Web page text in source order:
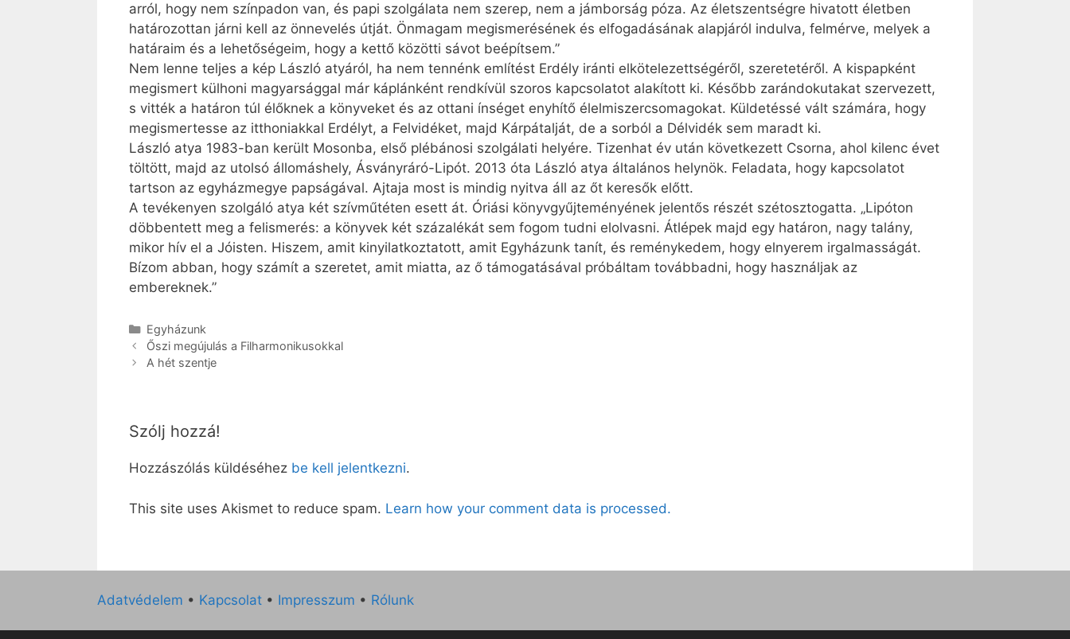
arról, hogy nem színpadon van, és papi szolgálata nem szerep, nem a jámborság póza. Az életszentségre hivatott életben
határozottan járni kell az önnevelés útját. Önmagam megismerésének és elfogadásának alapjáról indulva, felmérve, melyek a
határaim és a lehetőségeim, hogy a kettő közötti sávot beépítsem.”
Nem lenne teljes a kép László atyáról, ha nem tennénk említést Erdély iránti elkötelezettségéről, szeretetéről. A kispapként
megismert külhoni magyarsággal már káplánként rendkívül szoros kapcsolatot alakított ki. Később zarándokutakat szervezett,
s vitték a határon túl élőknek a könyveket és az ottani ínséget enyhítő élelmiszercsomagokat. Küldetéssé vált számára, hogy
megismertesse az itthoniakkal Erdélyt, a Felvidéket, majd Kárpátalját, de a sorból a Délvidék sem maradt ki.
László atya 1983-ban került Mosonba, első plébánosi szolgálati helyére. Tizenhat év után következett Csorna, ahol kilenc évet
töltött, majd az utolsó állomáshely, Ásványráró-Lipót. 2013 óta László atya általános helynök. Feladata, hogy kapcsolatot
tartson az egyházmegye papságával. Ajtaja most is mindig nyitva áll az őt keresők előtt.
A tevékenyen szolgáló atya két szívműtéten esett át. Óriási könyvgyűjteményének jelentős részét szétosztogatta. „Lipóton
döbbentett meg a felismerés: a könyvek két százalékát sem fogom tudni elolvasni. Átlépek majd egy határon, nagy talány,
mikor hív el a Jóisten. Hiszem, amit kinyilatkoztatott, amit Egyházunk tanít, és reménykedem, hogy elnyerem irgalmasságát.
Bízom abban, hogy számít a szeretet, amit miatta, az ő támogatásával próbáltam továbbadni, hogy használjak az
embereknek.”
Kategória
Egyházunk
Őszi megújulás a Filharmonikusokkal
A hét szentje
Szólj hozzá!
Hozzászólás küldéséhez be kell jelentkezni.
This site uses Akismet to reduce spam. Learn how your comment data is processed.
Adatvédelem • Kapcsolat • Impresszum • Rólunk